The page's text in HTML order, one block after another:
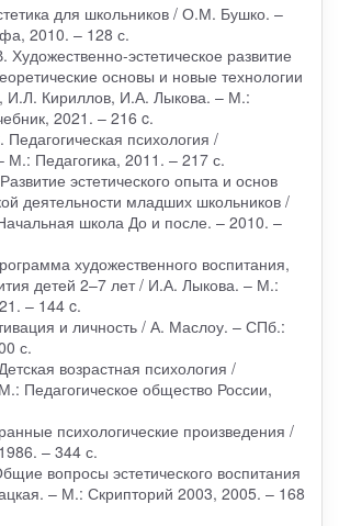
для школьников / О.М. Бушко. –
2010. – 128 с.
эстетическое развитие
основы и новые технологии
И.Л. Кириллов, И.А. Лыкова. – М.:
2021. – 216 c.
психология /
М.: Педагогика, 2011. – 217 с.
эстетического опыта и основ
деятельности младших школьников /
школа До и после. – 2010. –
художественного воспитания,
детей 2–7 лет / И.А. Лыкова. – М.:
– 144 c.
и личность / А. Маслоу. – СПб.:
с.
возрастная психология /
Педагогическое общество России,
психологические произведения /
– 344 с.
вопросы эстетического воспитания
– М.: Скрипторий 2003, 2005. – 168